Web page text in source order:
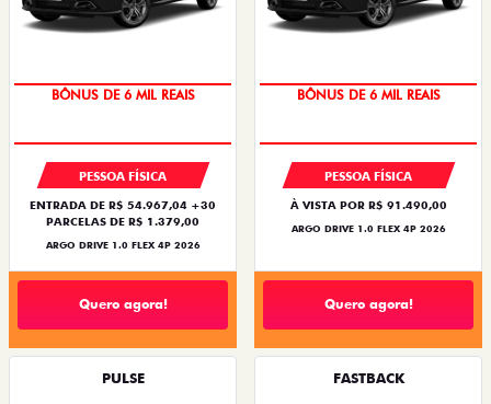
TAXA ZERO
PESSOA FÍSICA
ENTRADA DE R$ 54.967,04 +30
PARCELAS DE R$ 1.379,00
ARGO DRIVE 1.0 FLEX 4P 2026
Quero agora!
TAXA ZERO
PESSOA FÍSICA
À VISTA POR R$ 91.490,00
ARGO DRIVE 1.0 FLEX 4P 2026
Quero agora!
PULSE FASTBACK